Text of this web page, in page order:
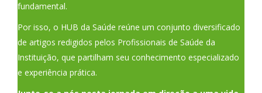
fundamental.
Por isso, o HUB da Saúde reúne um conjunto diversificado
de artigos redigidos pelos Profissionais de Saúde da
Instituição, que partilham seu conhecimento especializado
e experiência prática.